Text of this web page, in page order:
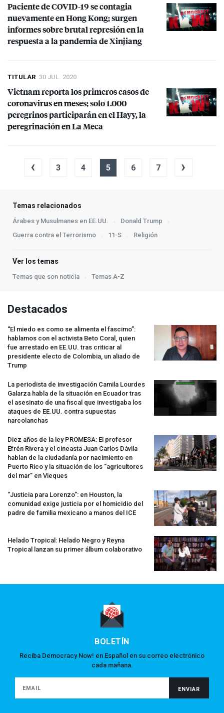
Paciente deCOVID-19 se contagia
nuevamente en Hong Kong; surgen
informes sobre brutal represión en la
respuesta a la pandemia de Xinjiang
TITULAR 30 JUL. 2020
Vietnam reporta los primeros casos de
coronavirus en meses; solo 1.000
peregrinos participarán en el Hayy, la
peregrinación en La Meca
‹ 3 4 5 6 7 ›
Temas relacionados
Árabes y Musulmanes en EE.UU.
Donald Trump
Guerra contra el Terrorismo
11-S Religión
Ver los temas
Temas que son noticia Temas A-Z
Destacados
“El miedo es como se alimenta el fascimo”:
hablamos con el activista Beto Coral, quien
fue arrestado en EE.UU. tras criticar al
presidente electo de Colombia, un aliado de
Trump
La periodista de investigación Camila Lourdes
Galarza habla de la situación en Ecuador tras
el asesinato de una fiscal que investigaba los
ataques de EE.UU. contra supuestas
narcolanchas
Diez años de la ley PROMESA: El profesor
Efrén Rivera y el cineasta Juan Carlos Dávila
hablan de la ciudadanía por nacimiento en
Puerto Rico y la situación de los “agricultores
del mar” en Vieques
“Justicia para Lorenzo”: en Houston, la
comunidad exige justicia por el homicidio del
padre de familia mexicano a manos del ICE
Helado Tropical: Helado Negro y Reyna
Tropical lanzan su primer álbum colaborativo
BOLETÍN
Reciba Democracy Now! en Español en su correo electrónico
cada mañana.